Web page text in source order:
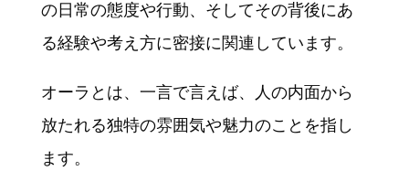
の日常の態度や行動、そしてその背後にあ
る経験や考え方に密接に関連しています。
オーラとは、一言で言えば、人の内面から
放たれる独特の雰囲気や魅力のことを指し
ます。